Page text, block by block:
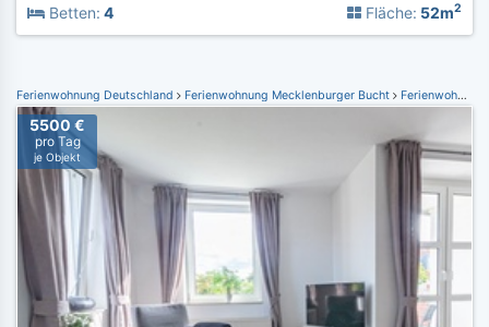
Betten: 4 Fläche: 52m2
Ferienwohnung Deutschland Ferienwohnung Mecklenburger Bucht Ferienwohnung Boltenhagen
5500 €
pro Tag
je Objekt